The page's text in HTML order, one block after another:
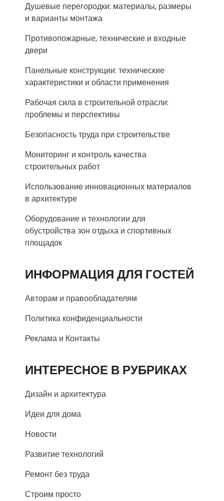
Душевые перегородки: материалы, размеры
и варианты монтажа
Противопожарные, технические и входные
двери
Панельные конструкции: технические
характеристики и области применения
Рабочая сила в строительной отрасли:
проблемы и перспективы
Безопасность труда при строительстве
Мониторинг и контроль качества
строительных работ
Использование инновационных материалов
в архитектуре
Оборудование и технологии для
обустройства зон отдыха и спортивных
площадок
ИНФОРМАЦИЯ ДЛЯ ГОСТЕЙ
Авторам и правообладателям
Политика конфиденциальности
Реклама и Контакты
ИНТЕРЕСНОЕ В РУБРИКАХ
Дизайн и архитектура
Идеи для дома
Новости
Развитие технологий
Ремонт без труда
Строим просто